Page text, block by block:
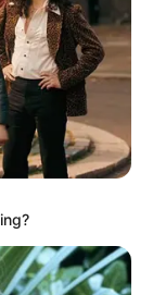
va
Baptiste